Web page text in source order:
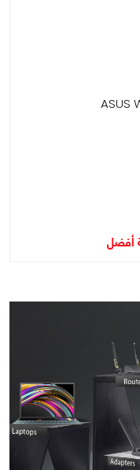
أفضل